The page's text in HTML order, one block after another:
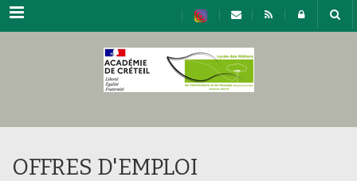
Menu
OFFRES D'EMPLOI